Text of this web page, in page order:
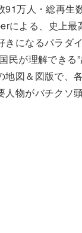
91万人・総再生
による、史上
きになるパラダ
民が理解できる
地図＆図版で、
人物がバチクソ